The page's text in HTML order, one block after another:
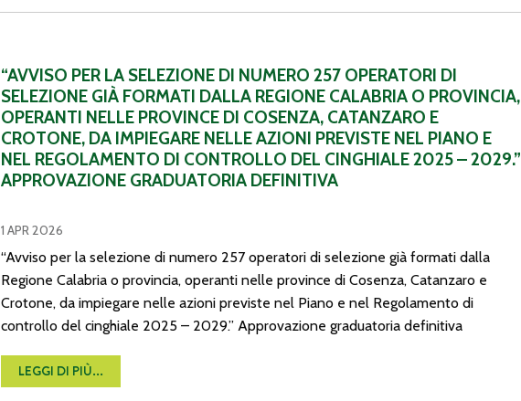
“AVVISO PER LA SELEZIONE DI NUMERO 257 OPERATORI DI
SELEZIONE GIÀ FORMATI DALLA REGIONE CALABRIA O PROVINCIA,
OPERANTI NELLE PROVINCE DI COSENZA, CATANZARO E
CROTONE, DA IMPIEGARE NELLE AZIONI PREVISTE NEL PIANO E
NEL REGOLAMENTO DI CONTROLLO DEL CINGHIALE 2025 – 2029.”
APPROVAZIONE GRADUATORIA DEFINITIVA
1 APR 2026
“Avviso per la selezione di numero 257 operatori di selezione già formati dalla
Regione Calabria o provincia, operanti nelle province di Cosenza, Catanzaro e
Crotone, da impiegare nelle azioni previste nel Piano e nel Regolamento di
controllo del cinghiale 2025 – 2029.” Approvazione graduatoria definitiva
LEGGI DI PIÙ...